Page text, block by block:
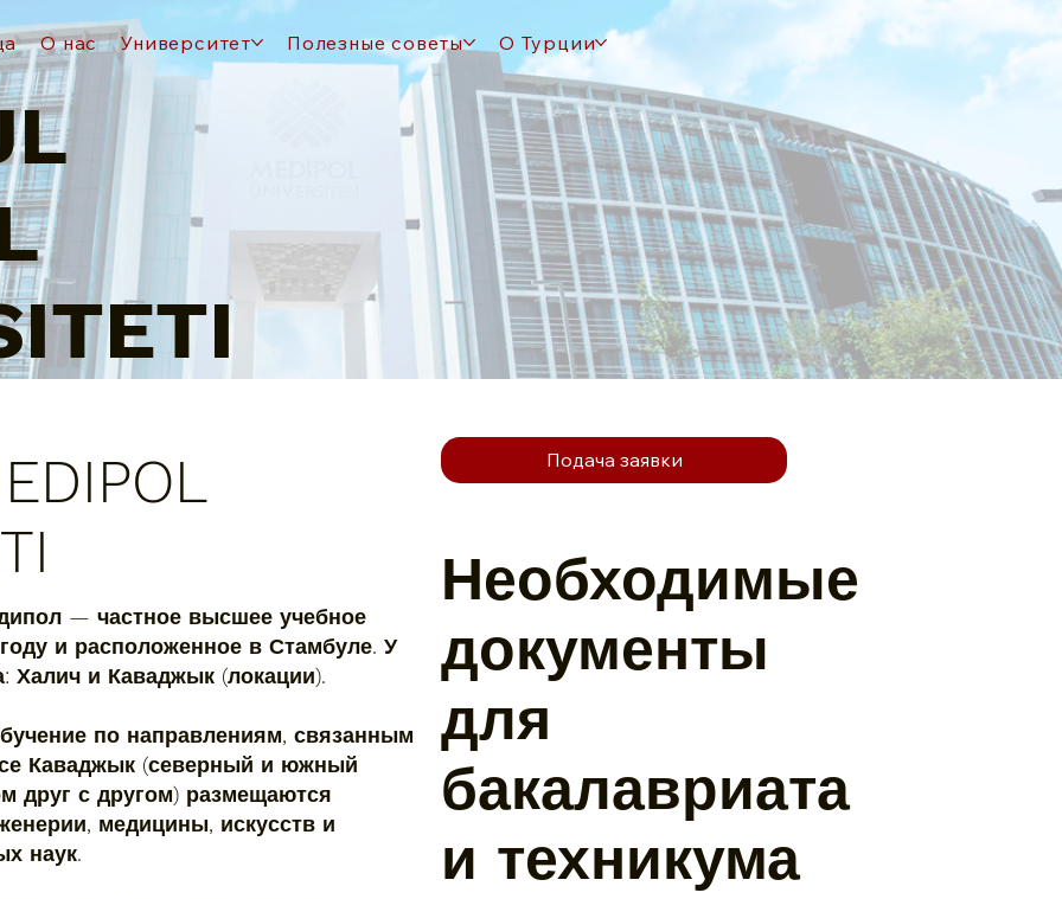
О нас Университет Полезные советы О Турции
— частное высшее учебное
и расположенное в Стамбуле. У
Халич и Каваджык (локации).
по направлениям, связанным
Каваджык (северный и южный
друг с другом) размещаются
медицины, искусств и
наук.
Подача заявки
Необходимые
документы
для
бакалавриата
и техникума